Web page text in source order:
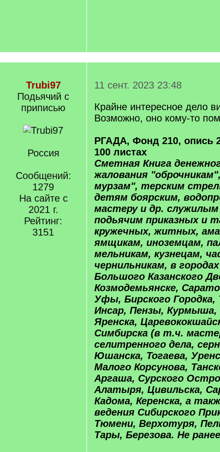
Trubi97
Подьячий с
приписью
Россия
Сообщений:
1279
На сайте с
2021 г.
Рейтинг:
3151
11 сент. 2023 23:48
Крайне интересное дело
Возможно, оно кому-то
РГАДА, Фонд 210, опись
100 листах
Сметная Книга
жалования
мурзам", терским
детям боярским,
мастеру и др.
подьячим приказных и
кружечных, житных,
ямщикам, иноземцам,
мельникам, кузнецам,
чернильникам, в
Большого Казанского
Козмодемьянске,
Уфы, Бирского Городка,
Инсар, Пензы, Курмыша,
Яренска,
Симбирска (в т.ч.
селитренного дела,
Юшанска, Тогаева,
Малого Корсунова,
Аргаша, Сурского
Алатыря, Цивильска,
Кадома, Керенска, а
ведения Сибирского
Тюмени, Верхотуря,
Тары, Березова. Не